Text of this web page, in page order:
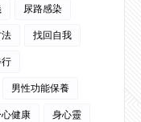
尿路感染
找回自我
男性功能保養
健康
身心靈